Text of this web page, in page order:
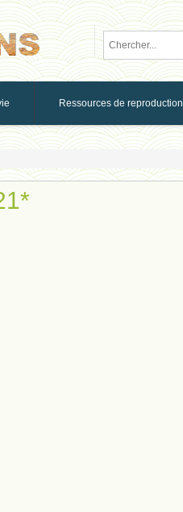
Ressources de reproduction